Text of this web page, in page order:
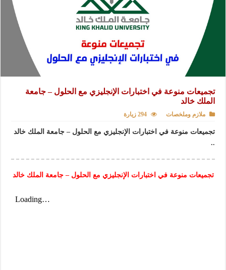
تجميعات منوعة في اختبارات الإنجليزي مع الحلول – جامعة
الملك خالد
ملازم وملخصات 294 زيارة
تجميعات منوعة في اختبارات الإنجليزي مع الحلول – جامعة الملك خالد
..
تجميعات منوعة في اختبارات الإنجليزي مع الحلول – جامعة الملك خالد